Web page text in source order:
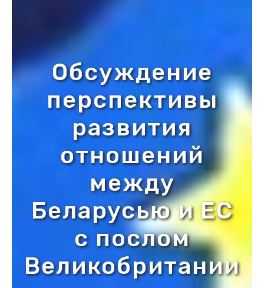
Обсуждение
перспективы
развития
отношений
между
Беларусью и ЕС
с послом
Великобритании